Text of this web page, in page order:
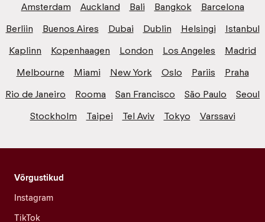
Amsterdam Auckland Bali Bangkok
Barcelona
Berliin
Buenos Aires Dubai Dublin Helsingi
Istanbul
Kaplinn
Kopenhaagen London Los Angeles
Madrid
Melbourne
Miami New York Oslo Pariis
Praha
Rio de Janeiro
Rooma San Francisco São Paulo
Seoul
Stockholm
Taipei Tel Aviv Tokyo Varssavi
Võrgustikud
Instagram
TikTok